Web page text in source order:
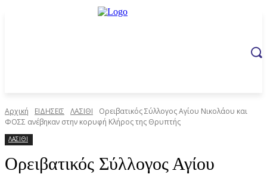
Αρχική ΕΙΔΗΣΕΙΣ ΛΑΣΙΘΙ
Ορειβατικός Σύλλογος Αγίου Νικολάου και
ΦΟΣΣ ανέβηκαν στην κορυφή Κλήρος της Θρυπτής
ΛΑΣΙΘΙ
Ορειβατικός Σύλλογος Αγίου